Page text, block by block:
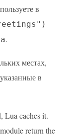
в
.
местах,
в
Lua caches it.
return the